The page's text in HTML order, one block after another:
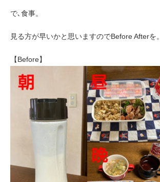
で､食事。
見る方が早いかと思いますのでBefore Afterを。
【Before】